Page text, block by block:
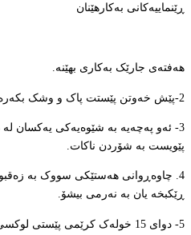
ڕێنماییەکانی بەکارهێنان
هەفتەی جارێک بەکاری بهێنە.
2-پێش خەوتن پێستت پاک و وشک بکەرەوە.
3- ئەو پەچەیە بە شێوەیەکی یەکسان
پێویست بە شۆردن ناکات.
4. چاوەڕوانی هەستێکی سووک بە
ڕێکبخە یان بە نەرمی بیشۆ.
5- دوای 15 خولەک کرێمی پێستی